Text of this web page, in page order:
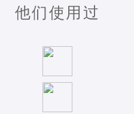
他们使用过